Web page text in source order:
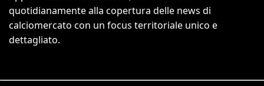
quotidianamente alla copertura delle news di
calciomercato con un focus territoriale unico e
dettagliato.